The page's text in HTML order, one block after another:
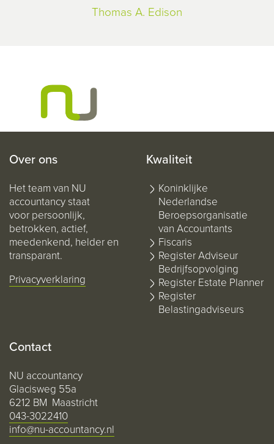
Thomas A. Edison
Over ons
Het team van NU
accountancy staat
voor persoonlijk,
betrokken, actief,
meedenkend, helder en
transparant.
Privacyverklaring
Kwaliteit
Koninklijke
Nederlandse
Beroepsorganisatie
van Accountants
Fiscaris
Register Adviseur
Bedrijfsopvolging
Register Estate Planner
Register
Belastingadviseurs
Contact
NU accountancy
Glacisweg 55a
6212 BM Maastricht
043-3022410
info@nu-accountancy.nl